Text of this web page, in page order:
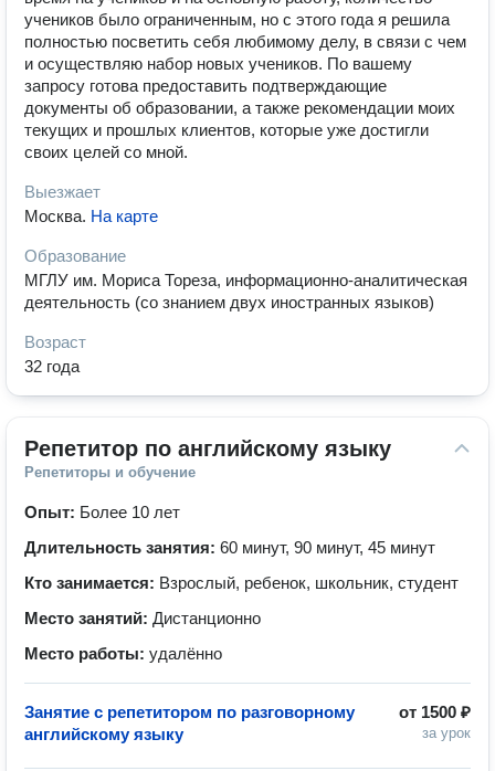
учеников было ограниченным, но с этого года я решила
полностью посветить себя любимому делу, в связи с чем
и осуществляю набор новых учеников. По вашему
запросу готова предоставить подтверждающие
документы об образовании, а также рекомендации моих
текущих и прошлых клиентов, которые уже достигли
своих целей со мной.
Выезжает
Москва. На карте
Образование
МГЛУ им. Мориса Тореза, информационно-аналитическая
деятельность (со знанием двух иностранных языков)
Возраст
32 года
Репетитор по английскому языку
Репетиторы и обучение
Опыт: Более 10 лет
Длительность занятия: 60 минут, 90 минут, 45 минут
Кто занимается: Взрослый, ребенок, школьник, студент
Место занятий: Дистанционно
Место работы: удалённо
от 1500 ₽
за урок
Занятие с репетитором по разговорному
английскому языку